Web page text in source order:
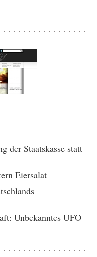
der Staatskasse statt
Eiersalat
Unbekanntes UFO